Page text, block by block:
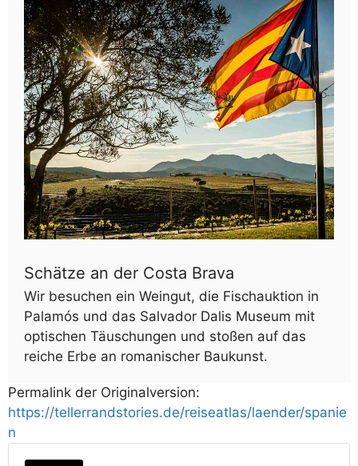
Schätze an der Costa Brava
Wir besuchen ein Weingut, die Fischauktion in
Palamós und das Salvador Dalis Museum mit
optischen Täuschungen und stoßen auf das
reiche Erbe an romanischer Baukunst.
Permalink der Originalversion:
https://tellerrandstories.de/reiseatlas/laender/spanie
n